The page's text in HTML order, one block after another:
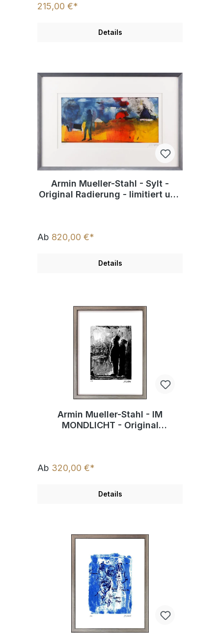
215,00 €*
Details
Armin Mueller-Stahl - Sylt -
Original Radierung - limitiert und
Ab 820,00 €*
Details
Armin Mueller-Stahl - IM
MONDLICHT - Original
Ab 320,00 €*
Details